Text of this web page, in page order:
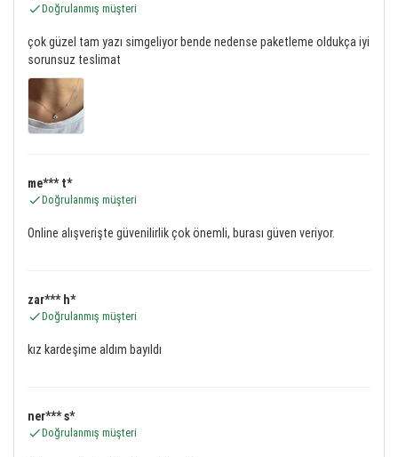
Doğrulanmış müşteri
çok güzel tam yazı simgeliyor bende nedense paketleme oldukça iyi
sorunsuz teslimat
me*** t*
Doğrulanmış müşteri
Online alışverişte güvenilirlik çok önemli, burası güven veriyor.
zar*** h*
Doğrulanmış müşteri
kız kardeşime aldım bayıldı
ner*** s*
Doğrulanmış müşteri